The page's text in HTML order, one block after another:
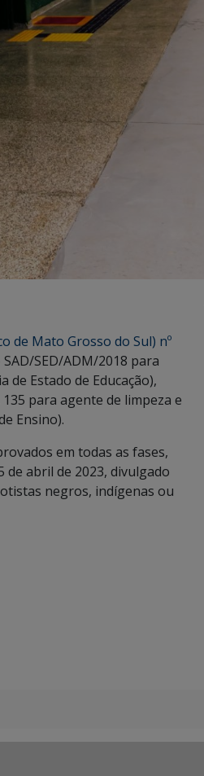
de Mato Grosso do Sul) nº
SED/ADM/2018 para
Estado de Educação),
para agente de limpeza e
Ensino).
em todas as fases,
de abril de 2023, divulgado
negros, indígenas ou